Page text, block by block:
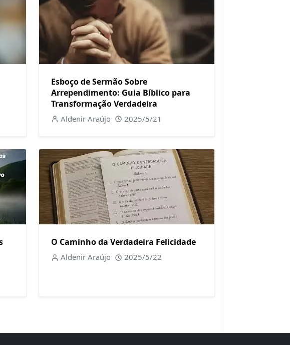
Esboço de Sermão Sobre
Arrependimento: Guia Bíblico para
Transformação Verdadeira
Aldenir Araújo 2025/5/21
O Caminho da Verdadeira Felicidade
Aldenir Araújo 2025/5/22